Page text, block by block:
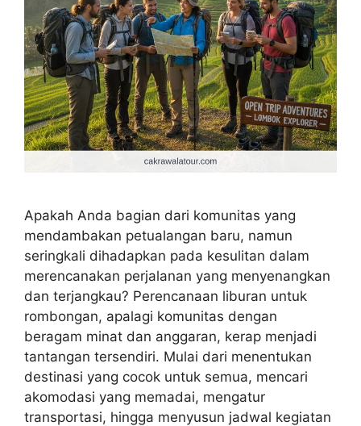
Apakah Anda bagian dari komunitas yang
mendambakan petualangan baru, namun
seringkali dihadapkan pada kesulitan dalam
merencanakan perjalanan yang menyenangkan
dan terjangkau? Perencanaan liburan untuk
rombongan, apalagi komunitas dengan
beragam minat dan anggaran, kerap menjadi
tantangan tersendiri. Mulai dari menentukan
destinasi yang cocok untuk semua, mencari
akomodasi yang memadai, mengatur
transportasi, hingga menyusun jadwal kegiatan